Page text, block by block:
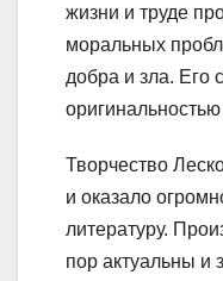
жизни и труде
моральных
добра и зла. Его
Творчество
и оказало
литературу.
пор актуальны и